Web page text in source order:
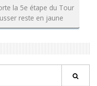
la 5e étape du Tour
reste en jaune